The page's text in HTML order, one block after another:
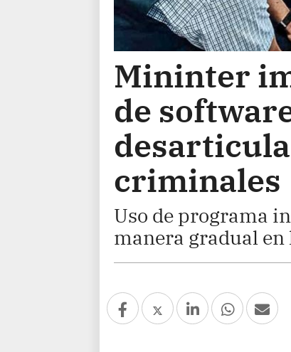
Mininter
de
criminales
Uso de programa
manera gradual en